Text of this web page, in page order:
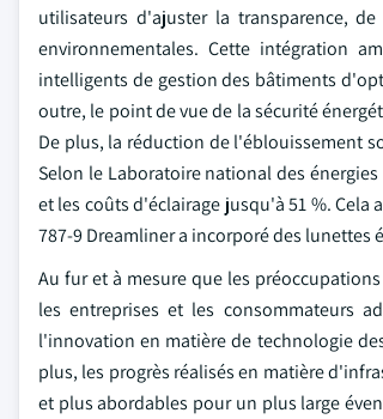
utilisateurs d'ajuster la transparence,
environnementales. Cette intégration
intelligents de gestion des bâtiments
outre, le point de vue de la sécurité
De plus, la réduction de l'éblouissement
Selon le Laboratoire national des
et les coûts d'éclairage jusqu'à 51 %.
787-9 Dreamliner a incorporé des lunettes
Au fur et à mesure que les
les entreprises et les consommateurs
l'innovation en matière de technologie
plus, les progrès réalisés en matière
et plus abordables pour un plus large